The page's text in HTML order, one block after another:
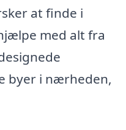
at finde i
med alt fra
byer i nærheden,